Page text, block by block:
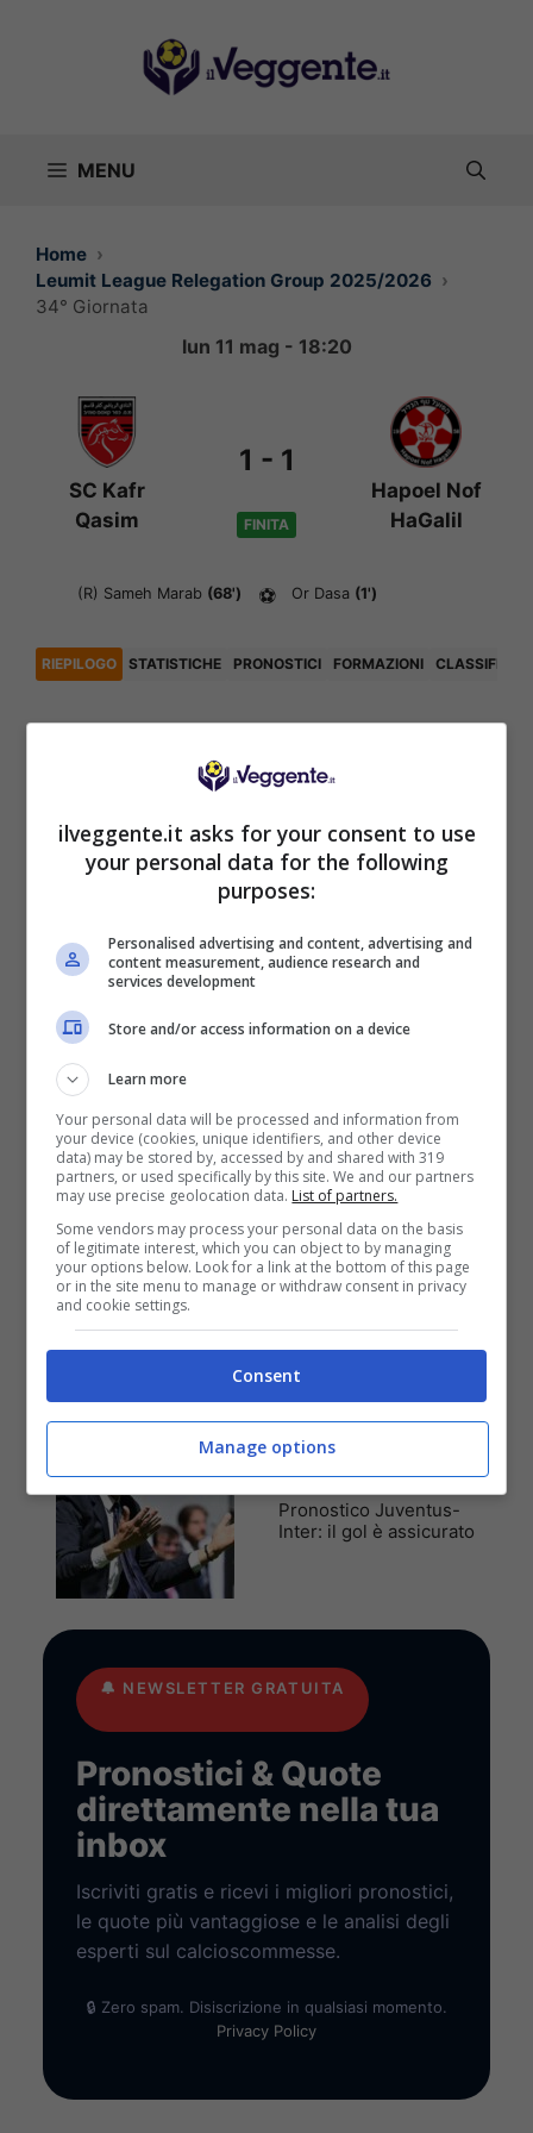
MENU
Home
Leumit League Relegation Group 2025/2026
34° Giornata
lun 11 mag - 18:20
SC Kafr
Qasim
1 - 1
FINITA
Hapoel Nof
HaGalil
(R) Sameh Marab (68') ⚽ Or Dasa (1')
RIEPILOGO STATISTICHE PRONOSTICI FORMAZIONI CLASSIFICA
Articoli Recenti
Iscriviti gratis al canale
Telegram del Veggente:
pronostici esclusivi e in
marcatori, ammoniti, tiri
in porta e tanto altro!
Amadora-Sporting CP:
quindicesima volta di fila
Pronostici
I pronostici di venerdì 7
Primeira Liga e League
Cup
Anteprime,CALCIO
Pronostico Juventus-
Inter: il gol è assicurato
🔔 NEWSLETTER GRATUITA
Pronostici & Quote
direttamente nella tua
inbox
Iscriviti gratis e ricevi i migliori pronostici,
le quote più vantaggiose e le analisi degli
esperti sul calcioscommesse.
🔒 Zero spam. Disiscrizione in qualsiasi momento.
Privacy Policy
ilveggente.it asks for your consent to use
your personal data for the following
purposes:
Personalised advertising and content, advertising and
content measurement, audience research and
services development
Store and/or access information on a device
Learn more
Your personal data will be processed and information from
your device (cookies, unique identifiers, and other device
data) may be stored by, accessed by and shared with 319
partners, or used specifically by this site. We and our partners
may use precise geolocation data. List of partners.
Some vendors may process your personal data on the basis
of legitimate interest, which you can object to by managing
your options below. Look for a link at the bottom of this page
or in the site menu to manage or withdraw consent in privacy
and cookie settings.
Consent
Manage options